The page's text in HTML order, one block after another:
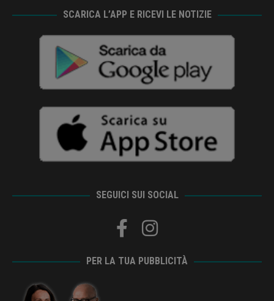
SCARICA L’APP E RICEVI LE NOTIZIE
SEGUICI SUI SOCIAL
PER LA TUA PUBBLICITÀ